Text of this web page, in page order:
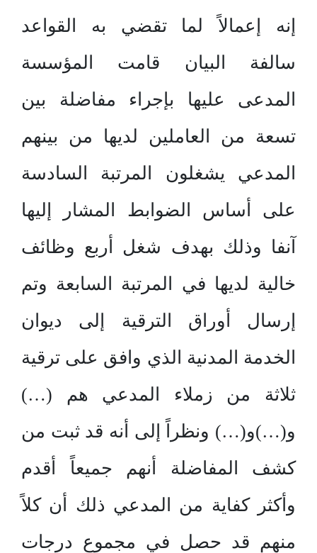
إنه إعمالاً لما تقضي به القواعد
سالفة البيان قامت المؤسسة
المدعى عليها بإجراء مفاضلة بين
تسعة من العاملين لديها من بينهم
المدعي يشغلون المرتبة السادسة
على أساس الضوابط المشار إليها
آنفا وذلك بهدف شغل أربع وظائف
خالية لديها في المرتبة السابعة وتم
إرسال أوراق الترقية إلى ديوان
الخدمة المدنية الذي وافق على ترقية
ثلاثة من زملاء المدعي هم (…)
و(…)و(…) ونظراً إلى أنه قد ثبت من
كشف المفاضلة أنهم جميعاً أقدم
وأكثر كفاية من المدعي ذلك أن كلاً
منهم قد حصل في مجموع درجات